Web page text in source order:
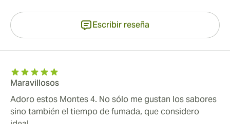
Escribir reseña
Maravillosos
Adoro estos Montes 4. No sólo me gustan los sabores
sino también el tiempo de fumada, que considero